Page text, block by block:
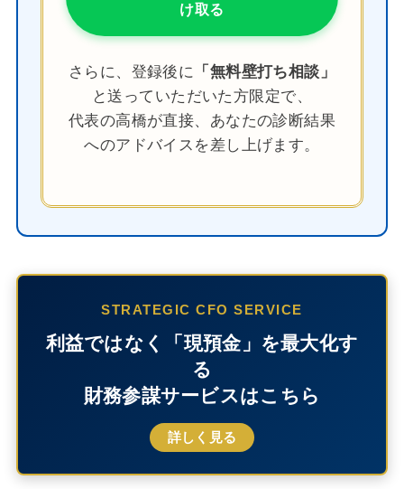
け取る
さらに、登録後に 「無料壁打ち相談」
と送っていただいた方限定で、
代表の高橋が直接、あなたの診断結果
へのアドバイスを差し上げます。
STRATEGIC CFO SERVICE
利益ではなく「現預金」を最大化す
る
財務参謀サービスはこちら
詳しく見る